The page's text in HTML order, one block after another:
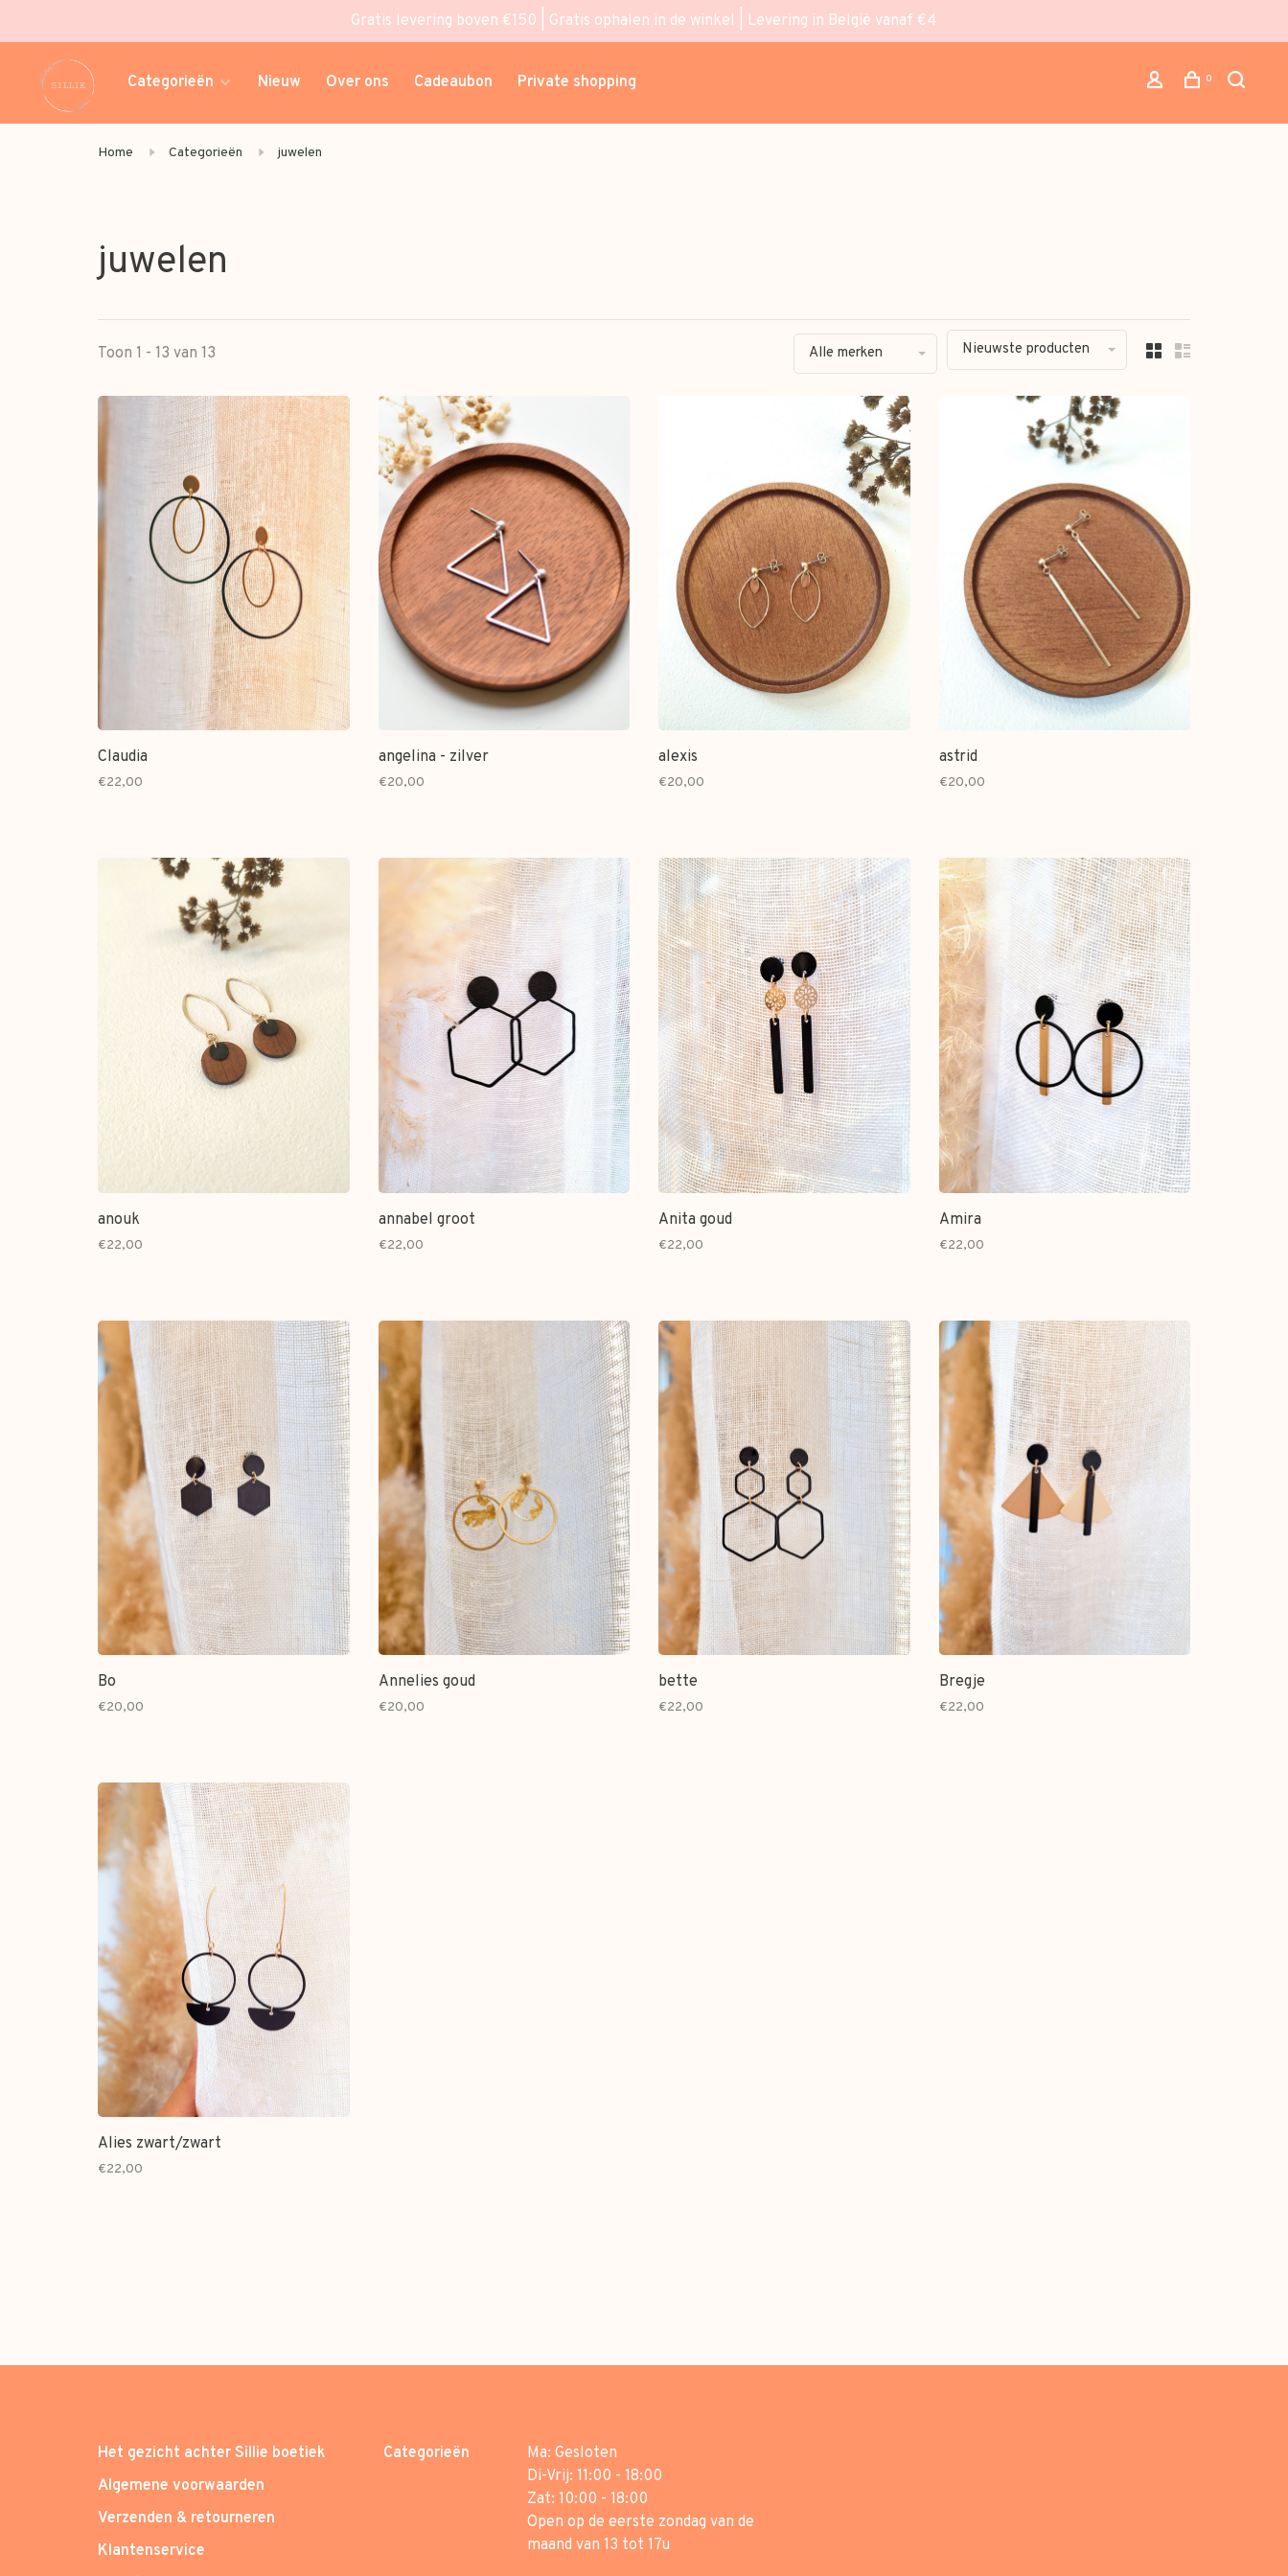
Gratis levering boven €150 | Gratis ophalen in de winkel | Levering in België vanaf €4
Categorieën Nieuw Over ons Cadeaubon Private shopping 0
Home Categorieën juwelen
juwelen
Toon 1 - 13 van 13 Alle merken Nieuwste producten
Claudia
€22,00
angelina - zilver
€20,00
alexis
€20,00
astrid
€20,00
anouk
€22,00
annabel groot
€22,00
Anita goud
€22,00
Amira
€22,00
Bo
€20,00
Annelies goud
€20,00
bette
€22,00
Bregje
€22,00
Alies zwart/zwart
€22,00
Het gezicht achter Sillie boetiek
Algemene voorwaarden
Verzenden & retourneren
Klantenservice
Categorieën
Ma: Gesloten
Di-Vrij: 11:00 - 18:00
Zat: 10:00 - 18:00
Open op de eerste zondag van de
maand van 13 tot 17u